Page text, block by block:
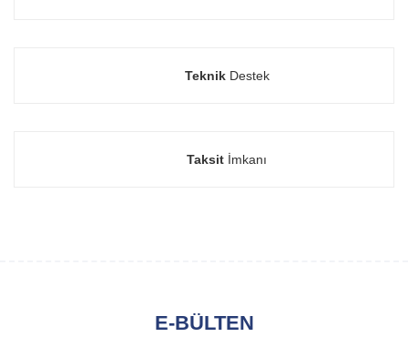
TeknikDestek
Taksit İmkanı
E-BÜLTEN